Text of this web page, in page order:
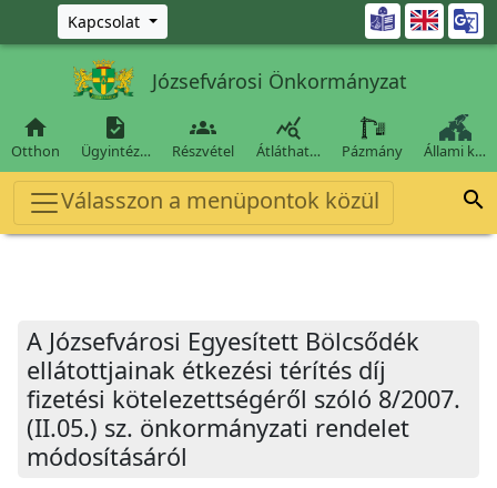
Ugrás a fő tartalomra
Kapcsolat 
Józsefvárosi Önkormányzat

Otthon

Ügyintéz…

Részvétel

Átláthat… Pázmány Állami k…
Válasszon a menüpontok közül 
A Józsefvárosi Egyesített Bölcsődék
ellátottjainak étkezési térítés díj
fizetési kötelezettségéről szóló 8/2007.
(II.05.) sz. önkormányzati rendelet
módosításáról